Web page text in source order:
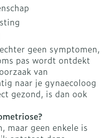
geen symptomen,
pas wordt ontdekt
van
naar je gynaecoloog
gezond, is dan ook
maar geen enkele is